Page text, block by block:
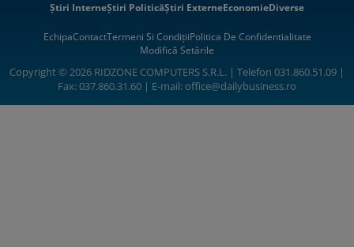
Știri InterneȘtiri PoliticăȘtiri ExterneEconomieDiverse
EchipaContactTermeni Si CondițiiPolitica De Confidentialitate
Modifică Setările
Copyright © 2026 RIDZONE COMPUTERS S.R.L. | Telefon 031.860.51.09 |
Fax: 037.860.31.60 | E-mail:office@dailybusiness.ro